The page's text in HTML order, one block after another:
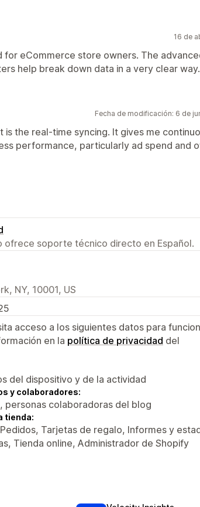
16 de
for eCommerce store owners. The
help break down data in a very clear way.
Fecha de modificación: 6 de
is the real-time syncing. It gives me
performance, particularly ad spend and
ofrece soporte técnico directo en Español.
NY, 10001, US
acceso a los siguientes datos para
en la política de privacidad del
del dispositivo y de la actividad
y colaboradores:
personas colaboradoras del blog
tienda:
Tarjetas de regalo, Informes y
Tienda online, Administrador de Shopify